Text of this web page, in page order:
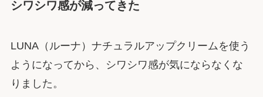
シワシワ感が減ってきた
LUNA（ルーナ）ナチュラルアップクリームを使う
ようになってから、シワシワ感が気にならなくな
りました。